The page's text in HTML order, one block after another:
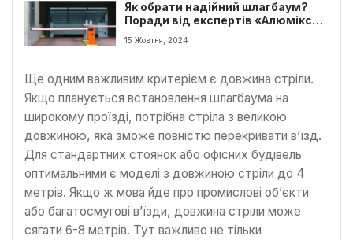
Як обрати надійний шлагбаум?
Поради від експертів «Алюмікс
Україна»
15 Жовтня, 2024
Ще одним важливим критерієм є довжина стріли.
Якщо планується встановлення шлагбаума на
широкому проїзді, потрібна стріла з великою
довжиною, яка зможе повністю перекривати в’їзд.
Для стандартних стоянок або офісних будівель
оптимальними є моделі з довжиною стріли до 4
метрів. Якщо ж мова йде про промислові об’єкти
або багатосмугові в’їзди, довжина стріли може
сягати 6-8 метрів. Тут важливо не тільки